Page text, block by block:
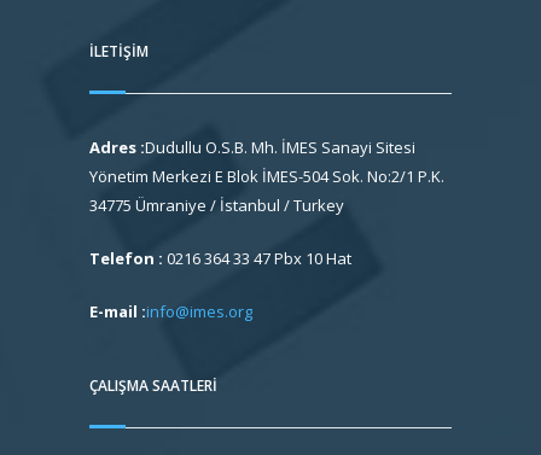
İLETIŞIM
Adres :Dudullu O.S.B. Mh. İMES Sanayi Sitesi
Yönetim Merkezi E Blok İMES-504 Sok. No:2/1 P.K.
34775 Ümraniye / İstanbul / Turkey
Telefon : 0216 364 33 47 Pbx 10 Hat
E-mail :info@imes.org
ÇALIŞMA SAATLERI